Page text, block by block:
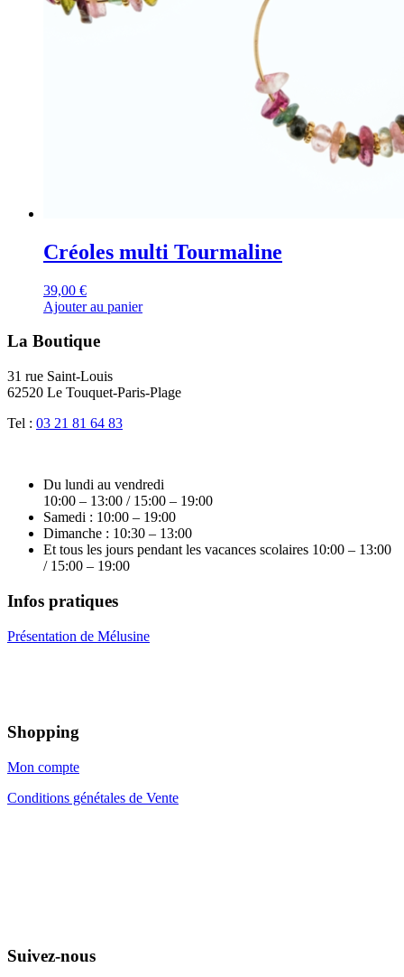
Créoles multi Tourmaline
39,00 €
Ajouter au panier
La Boutique
31 rue Saint-Louis
62520 Le Touquet-Paris-Plage
Tel : 03 21 81 64 83
Du lundi au vendredi
10:00 – 13:00 / 15:00 – 19:00
Samedi : 10:00 – 19:00
Dimanche : 10:30 – 13:00
Et tous les jours pendant les vacances scolaires 10:00 – 13:00
/ 15:00 – 19:00
Infos pratiques
Présentation de Mélusine
Shopping
Mon compte
Conditions génétales de Vente
Suivez-nous